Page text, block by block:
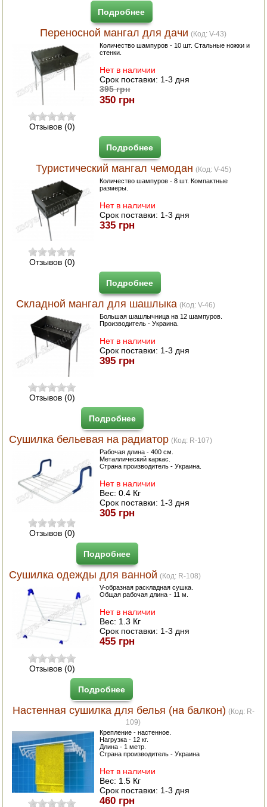
ОПРЫСКИВАТЕЛИ
ЭЛЕКТРО ШАШЛЫЧНИЦЫ
СОКОВЫЖИМАЛКИ
СУШИЛКИ ПРОДУКТОВ
СОКОВАРКИ
ТОВАРЫ ДЛЯ ЗИМЫ
ДЛЯ ФЕРМЕРА
ОБОРУДОВАНИЕ ДЛЯ ПЧЕЛОВОДСТВА
ДОИЛЬНЫЕ АППАРАТЫ
СРЕДСТВА ОТ ВРЕДИТЕЛЕЙ
ПОСУДА ДЛЯ КУХНИ
ДУШ ДЛЯ ДАЧИ И ДОМА
МАНГАЛЫ, КОПТИЛЬНИ
ОРЕХОКОЛЫ
Подробнее
Переносной мангал для дачи (Код:V-43)
Отзывов (0)
Количество шампуров - 10 шт. Стальные ножки и
стенки.
Нет в наличии
Срок поставки: 1-3 дня
395 грн
350 грн
Подробнее
Туристический мангал чемодан (Код: V-45)
Отзывов (0)
Количество шампуров - 8 шт. Компактные
размеры.
Нет в наличии
Срок поставки: 1-3 дня
335 грн
Подробнее
Складной мангал для шашлыка (Код:V-46)
Отзывов (0)
Большая шашлычница на 12 шампуров.
Производитель - Украина.
Нет в наличии
Срок поставки: 1-3 дня
395 грн
Подробнее
Сушилка бельевая на радиатор (Код: R-107)
Отзывов (0)
Рабочая длина - 400 см.
Металлический каркас.
Страна производитель - Украина.
Нет в наличии
Вес:0.4 Кг
Срок поставки: 1-3 дня
305 грн
Подробнее
Сушилка одежды для ванной (Код: R-108)
Отзывов (0)
V-образная раскладная сушка.
Общая рабочая длина - 11 м.
Нет в наличии
Вес: 1.3 Кг
Срок поставки: 1-3 дня
455 грн
Подробнее
Настенная сушилка для белья (на балкон) (Код: R-
109)
Крепление - настенное.
Нагрузка - 12 кг.
Длина - 1 метр.
Страна производитель - Украина
Нет в наличии
Вес: 1.5 Кг
Срок поставки: 1-3 дня
460 грн